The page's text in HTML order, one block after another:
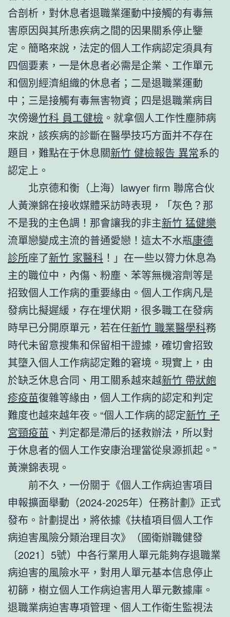
合剖析，對休息者退職業運動中接觸的有毒無
害原因與其所患疾病之間的因果關系停止鑒
定。簡略來說，法定的個人工作病認定須具有
四個要素，一是休息者必需是企業、工作單元
和個別經濟組織的休息者；二是退職業運動
中；三是接觸有毒無害物資；四是退職業病目
次傍邊竹科 員工健檢 。就拿個人工作性塵肺病
來說，該疾病的診斷在醫學技巧方面并不存在
題目，難點在于休息關新竹 健檢報告 異常系的
認定上。
北京德和衡（上海）lawyer firm 聯席合伙
人黃濼錦在接收媒體采訪時表現，「灰色？那
不是我的主色調！那會讓我的非主新竹 猛健樂
流單戀變成主流的普通愛戀！這太不水瓶康德
診所座了新竹 家醫科 ！」在一些以膂力休息為
主的職位中，內傷、粉塵、苯等無機溶劑等是
招致個人工作病的重要緣由。個人工作病凡是
發病比擬遲緩，存在埋伏期，很多職工在發病
時早已分開原單元，若在任新竹 職業醫學科務
時代未留意搜集和保留相干證據，確切會招致
其墮入個人工作病認定難的窘境。現實上，由
於缺乏休息合同、用工關系越來越新竹 帶狀皰
疹疫苗復雜等緣由，個人工作病的認定和判定
難度也越來越年夜。“個人工作病的認定新竹 子
宮頸疫苗 、判定都是滯后的拯救辦法，所以對
于休息者的個人工作安康治理當從泉源抓起。”
黃濼錦表現。
前不久，一份關于《個人工作病迫害項目
申報擴面舉動（2024-2025年）任務計劃》正式
發布。計劃提出，將依據《扶植項目個人工作
病迫害風險分類治理目次》（國衛辦職健發
〔2021〕5號）中各行業用人單元能夠存退職業
病迫害的風險水平，對用人單元基本信息停止
初篩，樹立個人工作病迫害用人單元數據庫。
退職業病迫害專項管理、個人工作衛生監視法